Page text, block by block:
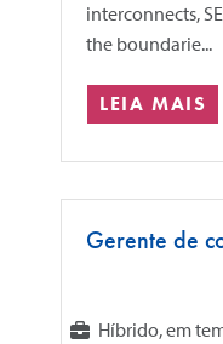
interconnects,
the boundarie...
LEIA MAIS
Gerente de
Híbrido, em